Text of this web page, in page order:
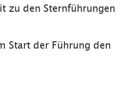
zu den Sternführungen
Start der Führung den